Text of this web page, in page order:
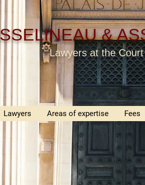
&
Lawyers at the Court
Lawyers Areas of expertise Fees